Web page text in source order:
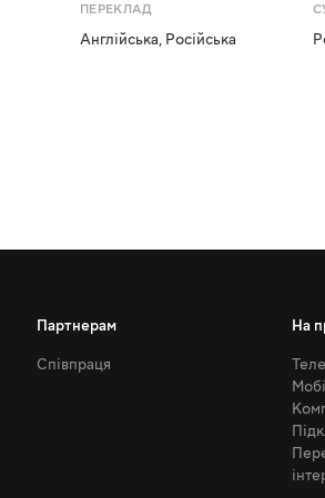
ПЕРЕКЛАД
Англійська, Російська
Партнерам
Співпраця
На